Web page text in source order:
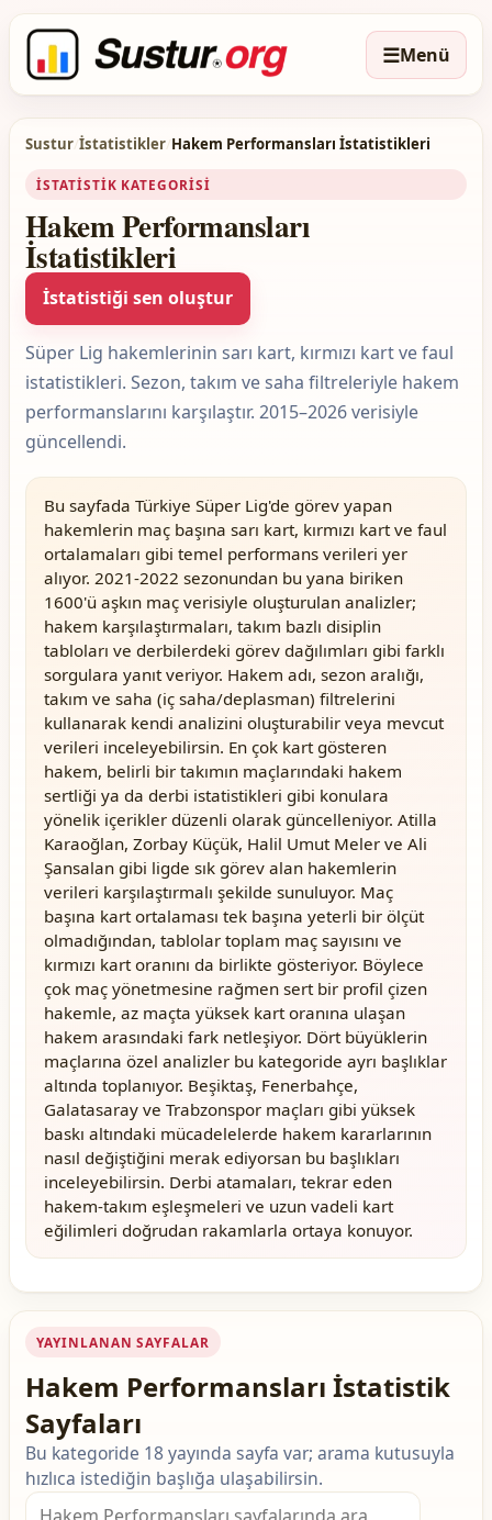
☰Menü
Sustur/İstatistikler/Hakem Performansları İstatistikleri
İSTATISTIK KATEGORISI
Hakem Performansları
İstatistikleri
İstatistiği sen oluştur
Süper Lig hakemlerinin sarı kart, kırmızı kart ve faul
istatistikleri. Sezon, takım ve saha filtreleriyle hakem
performanslarını karşılaştır. 2015–2026 verisiyle
güncellendi.
Bu sayfada Türkiye Süper Lig'de görev yapan
hakemlerin maç başına sarı kart, kırmızı kart ve faul
ortalamaları gibi temel performans verileri yer
alıyor. 2021-2022 sezonundan bu yana biriken
1600'ü aşkın maç verisiyle oluşturulan analizler;
hakem karşılaştırmaları, takım bazlı disiplin
tabloları ve derbilerdeki görev dağılımları gibi farklı
sorgulara yanıt veriyor. Hakem adı, sezon aralığı,
takım ve saha (iç saha/deplasman) filtrelerini
kullanarak kendi analizini oluşturabilir veya mevcut
verileri inceleyebilirsin. En çok kart gösteren
hakem, belirli bir takımın maçlarındaki hakem
sertliği ya da derbi istatistikleri gibi konulara
yönelik içerikler düzenli olarak güncelleniyor. Atilla
Karaoğlan, Zorbay Küçük, Halil Umut Meler ve Ali
Şansalan gibi ligde sık görev alan hakemlerin
verileri karşılaştırmalı şekilde sunuluyor. Maç
başına kart ortalaması tek başına yeterli bir ölçüt
olmadığından, tablolar toplam maç sayısını ve
kırmızı kart oranını da birlikte gösteriyor. Böylece
çok maç yönetmesine rağmen sert bir profil çizen
hakemle, az maçta yüksek kart oranına ulaşan
hakem arasındaki fark netleşiyor. Dört büyüklerin
maçlarına özel analizler bu kategoride ayrı başlıklar
altında toplanıyor. Beşiktaş, Fenerbahçe,
Galatasaray ve Trabzonspor maçları gibi yüksek
baskı altındaki mücadelelerde hakem kararlarının
nasıl değiştiğini merak ediyorsan bu başlıkları
inceleyebilirsin. Derbi atamaları, tekrar eden
hakem-takım eşleşmeleri ve uzun vadeli kart
eğilimleri doğrudan rakamlarla ortaya konuyor.
YAYINLANAN SAYFALAR
Hakem Performansları İstatistik
Sayfaları
Bu kategoride 18 yayında sayfa var; arama kutusuyla
hızlıca istediğin başlığa ulaşabilirsin.
Bu kategoride ara